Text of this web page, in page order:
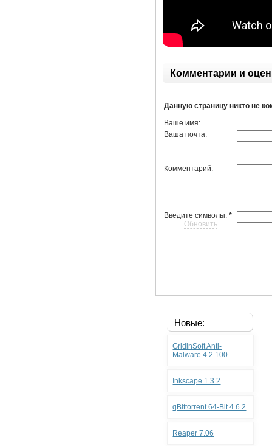
Комментарии и
Данную страницу никто не
Ваше имя:
Ваша почта:
Комментарий:
Введите символы:*
Обновить
Новые:
GridinSoft Anti-
Malware 4.2.100
Inkscape 1.3.2
qBittorrent 64-Bit 4.6.2
Reaper 7.06